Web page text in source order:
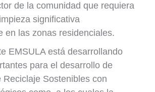
de la comunidad que requiera
significativa
en las zonas residenciales.
EMSULA está desarrollando
para el desarrollo de
Reciclaje Sostenibles con